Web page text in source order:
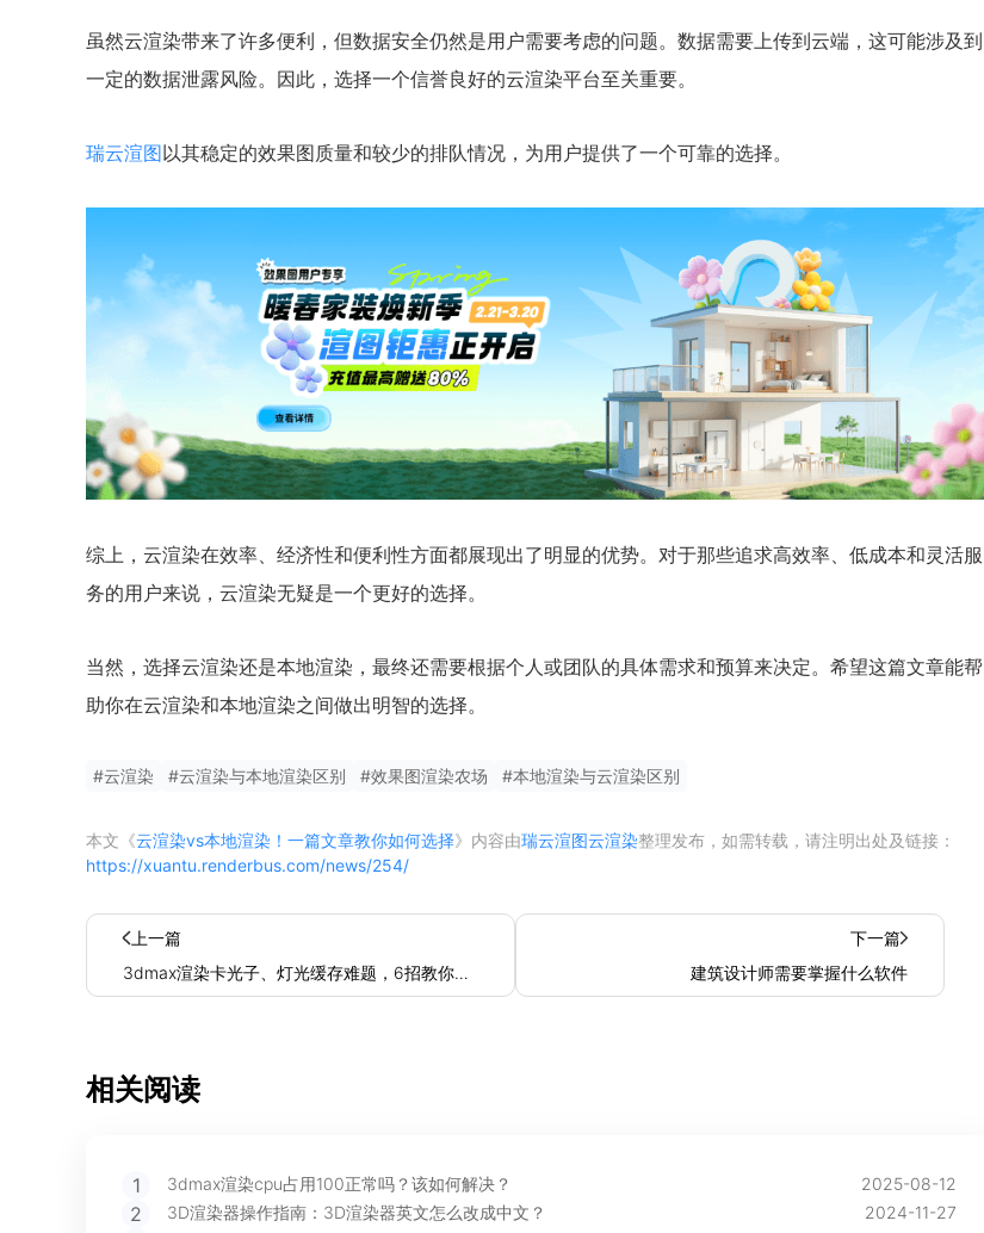
虽然云渲染带来了许多便利，但数据安全仍然是用户需要考虑的问题。数据需要上传到云端，这可能涉及到
一定的数据泄露风险。因此，选择一个信誉良好的云渲染平台至关重要。
瑞云渲图以其稳定的效果图质量和较少的排队情况，为用户提供了一个可靠的选择。
综上，云渲染在效率、经济性和便利性方面都展现出了明显的优势。对于那些追求高效率、低成本和灵活服
务的用户来说，云渲染无疑是一个更好的选择。
当然，选择云渲染还是本地渲染，最终还需要根据个人或团队的具体需求和预算来决定。希望这篇文章能帮
助你在云渲染和本地渲染之间做出明智的选择。
#云渲染 #云渲染与本地渲染区别 #效果图渲染农场 #本地渲染与云渲染区别
本文《云渲染vs本地渲染！一篇文章教你如何选择》内容由瑞云渲图云渲染整理发布，如需转载，请注明出处及链接：
https://xuantu.renderbus.com/news/254/
上一篇
3dmax渲染卡光子、灯光缓存难题，6招教你轻
松拿捏！
下一篇
建筑设计师需要掌握什么软件
相关阅读
1 3dmax渲染cpu占用100正常吗？该如何解决？ 2025-08-12
2 3D渲染器操作指南：3D渲染器英文怎么改成中文？ 2024-11-27